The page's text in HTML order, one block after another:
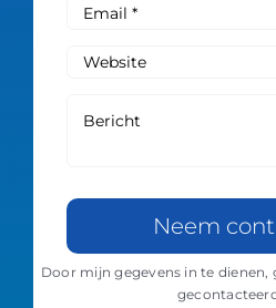
Neem
Door mijn gegevens in te